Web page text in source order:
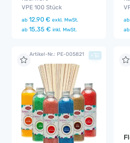
VPE 100 Stück
ab 12,90 € exkl. MwSt.
ab 15,35 € inkl. MwSt.
ab
ab
Artikel-Nr.: PE-005821 +